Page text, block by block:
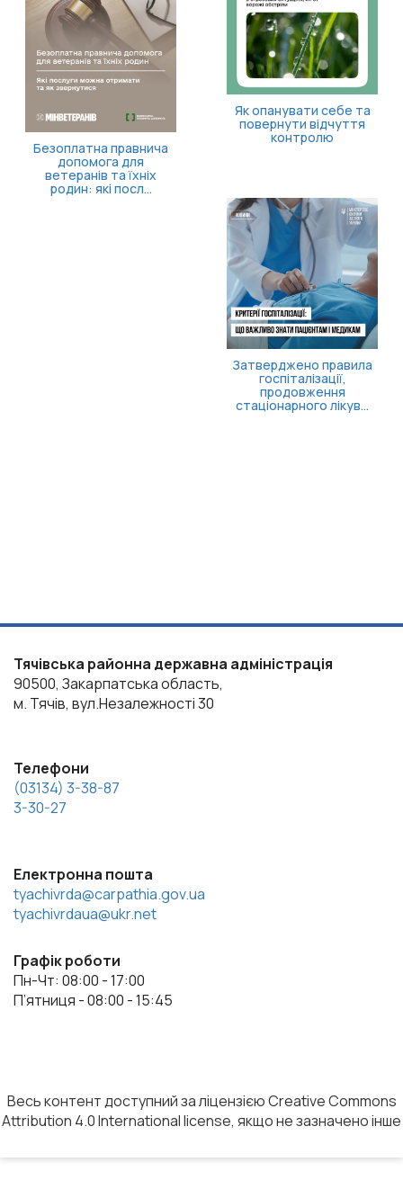
Кортизол і здоров’я
після 40: чому варто
пройти скринінг
«Пакунок школяра»: як
оформити допомогу?
Тячівська районна державна адміністрація
90500, Закарпатська область,
м. Тячів, вул.Незалежності 30
Телефони
(03134) 3-38-87
3-30-27
Електронна пошта
tyachivrda@carpathia.gov.ua
tyachivrdaua@ukr.net
Графік роботи
Пн-Чт: 08:00 - 17:00
П’ятниця - 08:00 - 15:45
Весь контент доступний за ліцензією Creative Commons
Attribution 4.0 International license, якщо не зазначено інше